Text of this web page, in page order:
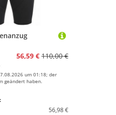
56,59 € 110,00 €
um 01:18; der
geändert haben.
56,98 €